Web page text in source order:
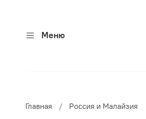
Меню
Главная Россия и Малайзия